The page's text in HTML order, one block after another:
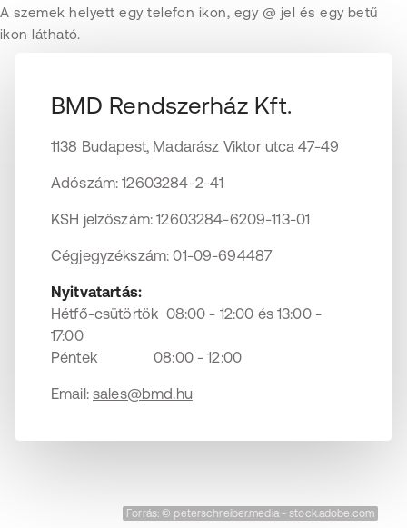
Forrás: © peterschreiber.media - stock.adobe.com
BMD Rendszerház Kft.
1138 Budapest, Madarász Viktor utca 47-49
Adószám: 12603284-2-41
KSH jelzőszám: 12603284-6209-113-01
Cégjegyzékszám: 01-09-694487
Nyitvatartás:
Hétfő-csütörtök 08:00 - 12:00 és 13:00 -
17:00
Péntek 08:00 - 12:00
Email:sales@bmd.hu